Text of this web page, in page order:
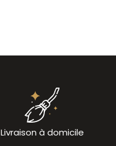
Livraison à domicile